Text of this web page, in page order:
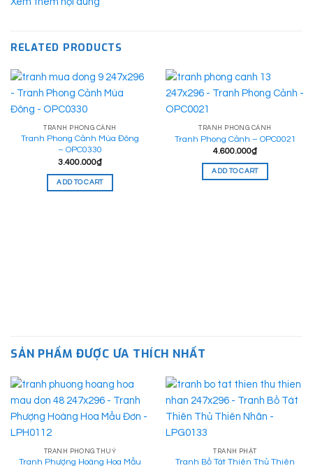
RELATED PRODUCTS
TRANH PHONG CẢNH
Tranh Phong Cảnh Mùa Đông
– OPC0330
3.400.000₫
ADD TO CART
TRANH PHONG CẢNH
Tranh Phong Cảnh – OPC0021
4.600.000₫
ADD TO CART
SẢN PHẨM ĐƯỢC ƯA THÍCH NHẤT
TRANH PHONG THUỶ
Tranh Phượng Hoàng Hoa Mẫu
TRANH PHẬT
Tranh Bồ Tát Thiên Thủ Thiên